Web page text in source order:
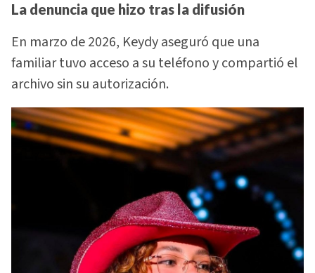
La denuncia que hizo tras la difusión
En marzo de 2026, Keydy aseguró que una
familiar tuvo acceso a su teléfono y compartió el
archivo sin su autorización.